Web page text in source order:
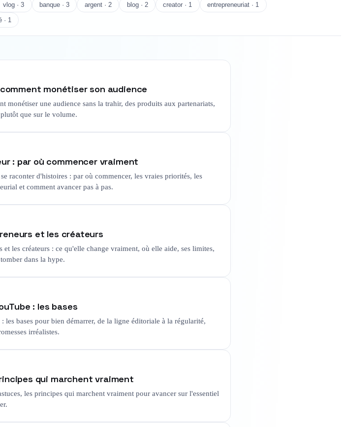
vlog · 3 banque · 3 argent · 2 blog · 2 creator · 1 entrepreneuriat · 1
· 1
monétiser son audience
monétiser une audience sans la trahir, des produits aux partenariats,
que sur le volume.
: par où commencer vraiment
raconter d'histoires : par où commencer, les vraies priorités, les
et comment avancer pas à pas.
et les créateurs
les créateurs : ce qu'elle change vraiment, où elle aide, ses limites,
dans la hype.
: les bases
les bases pour bien démarrer, de la ligne éditoriale à la régularité,
irréalistes.
qui marchent vraiment
les principes qui marchent vraiment pour avancer sur l'essentiel